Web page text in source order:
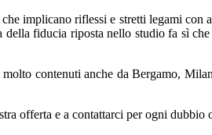
implicano riflessi e stretti legami
fiducia riposta nello studio fa sì
contenuti anche da Bergamo,
offerta e a contattarci per ogni dubbio